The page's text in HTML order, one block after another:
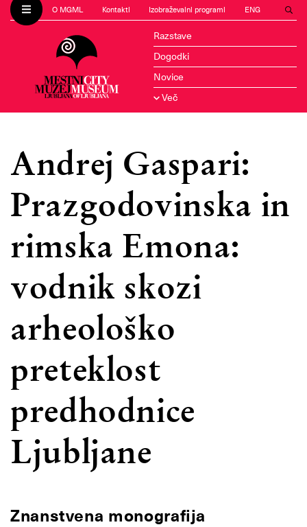
O MGML Kontakti Izobraževalni programi ENG
Razstave
Dogodki
Novice
Več
Andrej Gaspari:
Prazgodovinska in
rimska Emona:
vodnik skozi
arheološko
preteklost
predhodnice
Ljubljane
Znanstvena monografija